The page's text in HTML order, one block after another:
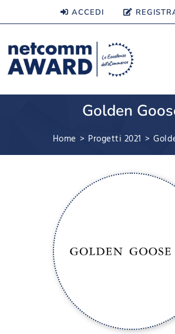
ACCEDI
Golden
Home > Progetti 2021 >